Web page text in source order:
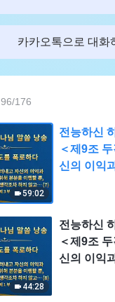
카카오톡으로 대화
96/176
59:02
전능하신
＜제9조
신의 이익
집의 이익
나님 집의
인의 명예
44:28
전능하신
＜제9조
신의 이익